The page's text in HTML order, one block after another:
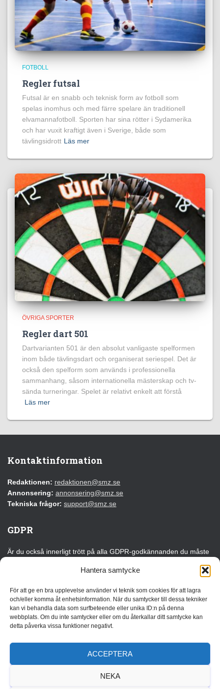
Hantera samtycke
För att ge en bra upplevelse använder vi teknik som cookies för att lagra
och/eller komma åt enhetsinformation. När du samtycker till dessa tekniker
kan vi behandla data som surfbeteende eller unika ID:n på denna
webbplats. Om du inte samtycker eller om du återkallar ditt samtycke kan
detta påverka vissa funktioner negativt.
ACCEPTERA
NEKA
FOTBOLL
Regler futsal
Futsal är en snabb och teknisk form av fotboll som
spelas inomhus och med färre spelare än traditionell
elvamannafotboll. Sporten har sina rötter i Sydamerika
och har vuxit kraftigt även i Sverige, både som
tävlingsidrott Läs mer
ÖVRIGA SPORTER
Regler dart 501
Dartvarianten 501 är den absolut vanligaste spelformen
inom både tävlingsdart och organiserat seriespel. Det är
också den spelform som används i professionella
sammanhang, såsom internationella mästerskap och tv-
sända turneringar. Spelet är relativt enkelt att förstå
Läs mer
Kontaktinformation
Redaktionen: redaktionen@smz.se
Annonsering: annonsering@smz.se
Tekniska frågor: support@smz.se
GDPR
Är du också innerligt trött på alla GDPR-godkännanden du måste
Läs vår GDPR-information
Annonsera
Vi erbjuder flera olika annonslösningar som kan anpassas efter
målgrupp, budget och syfte. Oavsett om du vill bygga
varumärkeskännedom, driva trafik eller lyfta ett specifikt
erbjudande finns det flexibla alternativ som passar både kortare
kampanjer och långsiktiga samarbeten.